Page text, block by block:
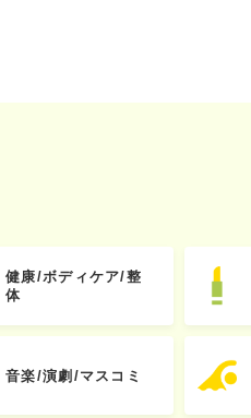
健康/ボディケア/整
体
音楽/演劇/マスコミ